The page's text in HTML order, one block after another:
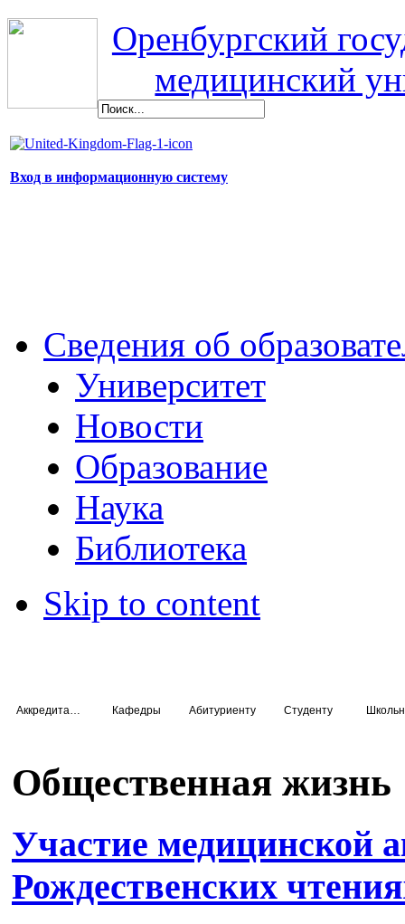
Оренбургский
медицинский
Вход в информационную систему
Сведения об
Университет
Новости
Образование
Наука
Библиотека
Skip to content
Кафедры Абитуриенту Студенту
Общественная жизнь
Участие медицинской
Рождественских